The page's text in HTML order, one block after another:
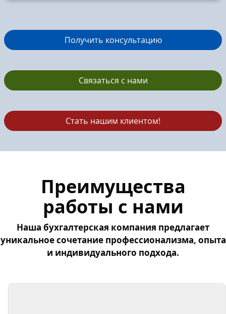
Получить консультацию
Связаться с нами
Стать нашим клиентом!
Преимущества
работы с нами
Наша бухгалтерская компания предлагает
уникальное сочетание профессионализма, опыта
и индивидуального подхода.